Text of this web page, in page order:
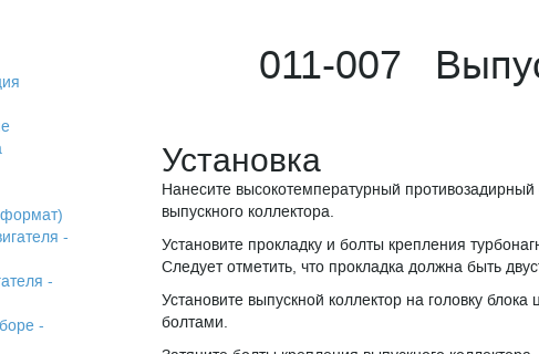
-
-
-
011-007
Установка
Нанесите высокотемпературный противозадирный
выпускного коллектора.
Установите прокладку и болты крепления
Следует отметить, что прокладка должна быть
Установите выпускной коллектор на головку блока
болтами.